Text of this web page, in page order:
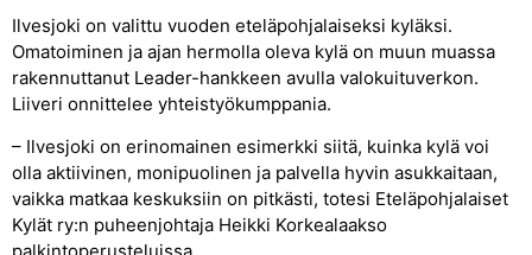
Ilvesjoki on valittu vuoden eteläpohjalaiseksi kyläksi.
Omatoiminen ja ajan hermolla oleva kylä on muun muassa
rakennuttanut Leader-hankkeen avulla valokuituverkon.
Liiveri onnittelee yhteistyökumppania.
– Ilvesjoki on erinomainen esimerkki siitä, kuinka kylä voi
olla aktiivinen, monipuolinen ja palvella hyvin asukkaitaan,
vaikka matkaa keskuksiin on pitkästi, totesi Eteläpohjalaiset
Kylät ry:n puheenjohtaja Heikki Korkealaakso